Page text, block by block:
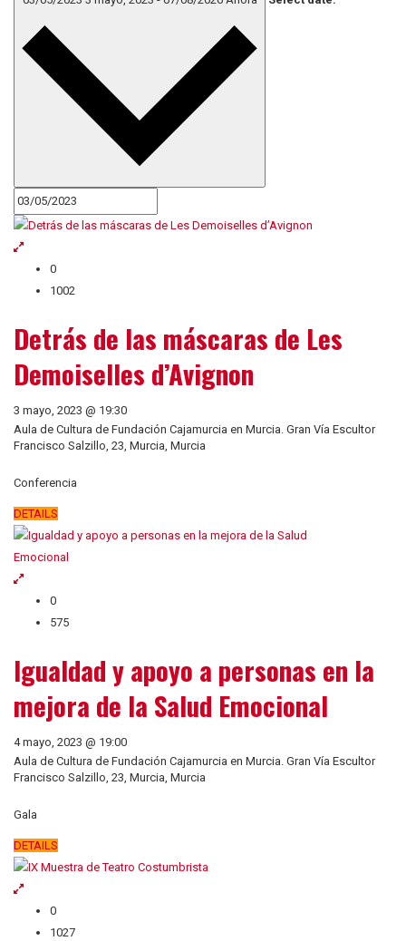
0
1002
Detrás de las máscaras de Les
Demoiselles d’Avignon
3 mayo, 2023 @ 19:30
Aula de Cultura de Fundación Cajamurcia en Murcia. Gran Vía Escultor
Francisco Salzillo, 23, Murcia, Murcia
Conferencia
DETAILS
0
575
Igualdad y apoyo a personas en la
mejora de la Salud Emocional
4 mayo, 2023 @ 19:00
Aula de Cultura de Fundación Cajamurcia en Murcia. Gran Vía Escultor
Francisco Salzillo, 23, Murcia, Murcia
Gala
DETAILS
0
1027